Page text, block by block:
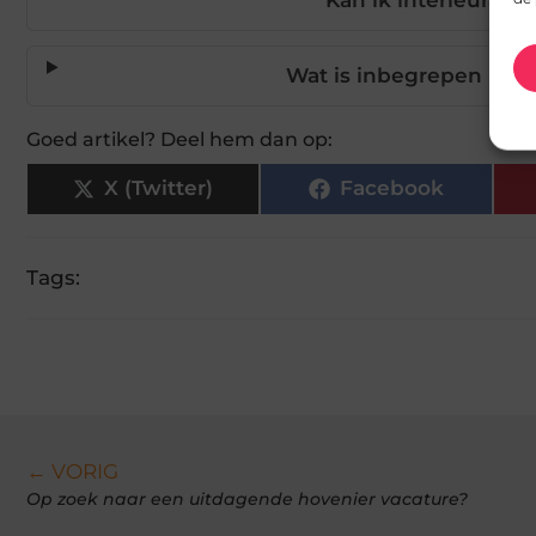
Wat is inbegrepen in
Goed artikel? Deel hem dan op:
X (Twitter) Facebook
Tags:
← VORIG
Op zoek naar een uitdagende hovenier vacature?